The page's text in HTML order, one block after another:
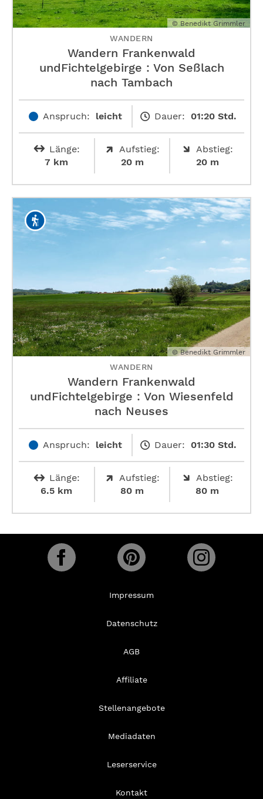
© Benedikt Grimmler
WANDERN
Wandern Frankenwald
undFichtelgebirge : Von Seßlach
nach Tambach
Anspruch: leicht Dauer: 01:20 Std.
Länge:
7 km
Aufstieg:
20 m
Abstieg:
20 m
© Benedikt Grimmler
WANDERN
Wandern Frankenwald
undFichtelgebirge : Von Wiesenfeld
nach Neuses
Anspruch: leicht Dauer: 01:30 Std.
Länge:
6.5 km
Aufstieg:
80 m
Abstieg:
80 m
Impressum
Datenschutz
AGB
Affiliate
Stellenangebote
Mediadaten
Leserservice
Kontakt